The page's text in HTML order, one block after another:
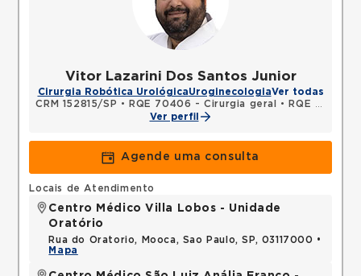
Vitor Lazarini Dos Santos Junior
Cirurgia Robótica UrológicaUroginecologiaVer todas
CRM 152815/SP • RQE 70406 - Cirurgia geral •
RQE 70407 - Urologia
Ver perfil
Agende uma consulta
Locais de Atendimento
Centro Médico Villa Lobos - Unidade
Oratório
Rua do Oratorio, Mooca, Sao Paulo, SP, 03117000 •
Mapa